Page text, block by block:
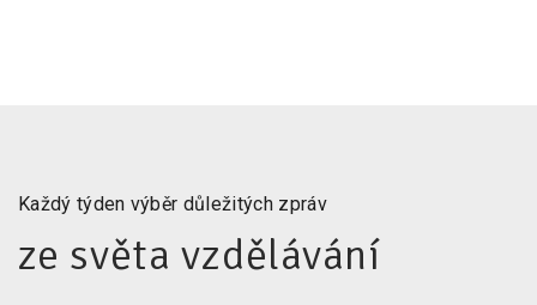
Každý týden výběr důležitých zpráv
ze světa vzdělávání